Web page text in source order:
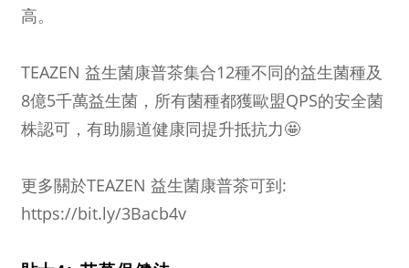
高。
TEAZEN 益生菌康普茶集合12種不同的益生菌種及
8億5千萬益生菌，所有菌種都獲歐盟QPS的安全菌
株認可，有助腸道健康同提升抵抗力🤩
更多關於TEAZEN 益生菌康普茶可到:
https://bit.ly/3Bacb4v